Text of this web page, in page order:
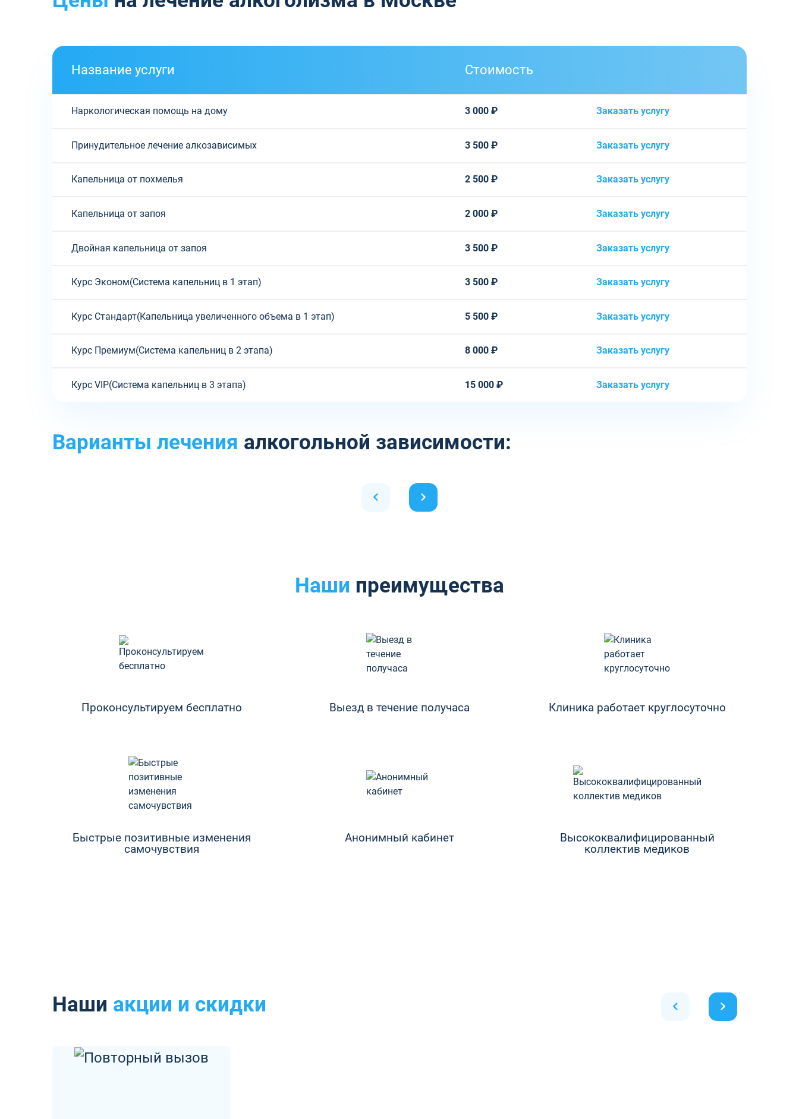
Название услуги Стоимость
Наркологическая помощь на дому 3 000 ₽ Заказать услугу
Принудительное лечение алкозависимых 3 500 ₽ Заказать услугу
Капельница от похмелья 2 500 ₽ Заказать услугу
Капельница от запоя 2 000 ₽ Заказать услугу
Двойная капельница от запоя 3 500 ₽ Заказать услугу
Курс Эконом(Система капельниц в 1 этап) 3 500 ₽ Заказать услугу
Курс Стандарт(Капельница увеличенного объема в 1 этап) 5 500 ₽ Заказать услугу
Курс Премиум(Система капельниц в 2 этапа) 8 000 ₽ Заказать услугу
Курс VIP(Система капельниц в 3 этапа) 15 000 ₽ Заказать услугу
Варианты лечения алкогольной зависимости:
Наши преимущества
Проконсультируем бесплатно Выезд в течение получаса Клиника работает круглосуточно
Быстрые позитивные изменения
самочувствия
Анонимный кабинет
Высококвалифицированный
коллектив медиков
Наши акции и скидки